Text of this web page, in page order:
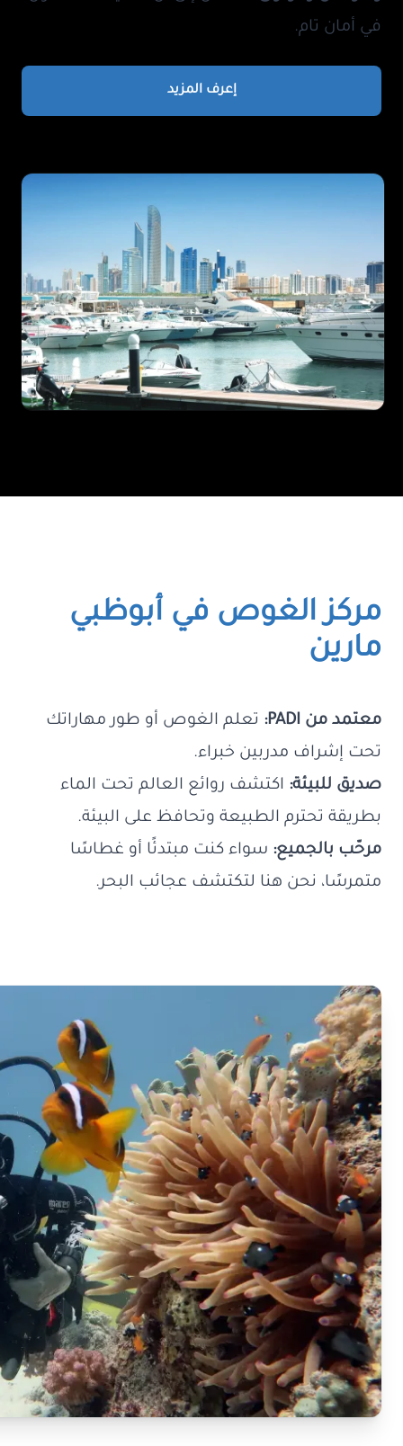
في أمان تام.
إعرف المزيد
مركز الغوص في أبوظبي
مارين
معتمد من PADI:
تعلم الغوص أو طور مهاراتك
تحت إشراف مدربين خبراء.
صديق للبيئة: اكتشف روائع العالم تحت الماء
بطريقة تحترم الطبيعة وتحافظ على البيئة.
مرحّب بالجميع: سواء كنت مبتدئًا أو غطاسًا
متمرسًا، نحن هنا لتكتشف عجائب البحر.